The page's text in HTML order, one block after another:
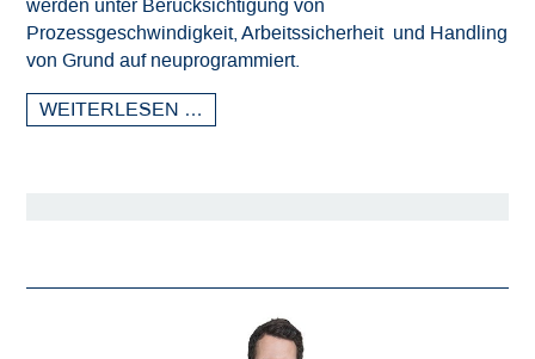
werden unter Berücksichtigung von
Prozessgeschwindigkeit, Arbeitssicherheit und Handling
von Grund auf neuprogrammiert.
WEITERLESEN …